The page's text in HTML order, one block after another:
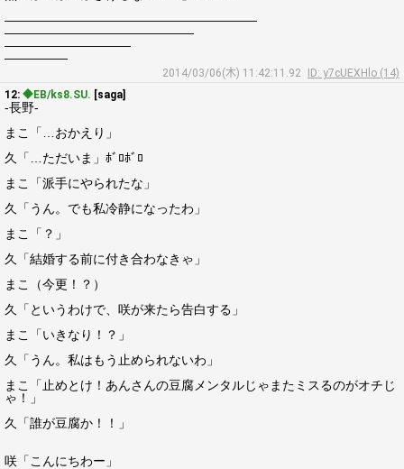
――――――――――――――――――――
―――――――――――――――
――――――――――
―――――
2014/03/06(木) 11:42:11.92
ID: y7cUEXHlo (14)
12: ◆EB/ks8.SU. [saga]
-長野-
まこ「…おかえり」
久「…ただいま」ﾎﾞﾛﾎﾞﾛ
まこ「派手にやられたな」
久「うん。でも私冷静になったわ」
まこ「？」
久「結婚する前に付き合わなきゃ」
まこ（今更！？）
久「というわけで、咲が来たら告白する」
まこ「いきなり！？」
久「うん。私はもう止められないわ」
まこ「止めとけ！あんさんの豆腐メンタルじゃまたミスるのがオチじ
ゃ！」
久「誰が豆腐か！！」
咲「こんにちわー」